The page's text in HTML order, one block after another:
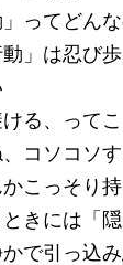
ってどん
」は忍び歩
る、って
コソコソ
こっそり
きには「
で引っ込